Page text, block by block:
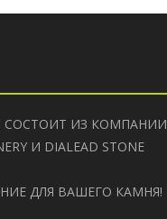
СОСТОИТ ИЗ КОМПАНИИ
И DIALEAD STONE
ДЛЯ ВАШЕГО КАМНЯ!